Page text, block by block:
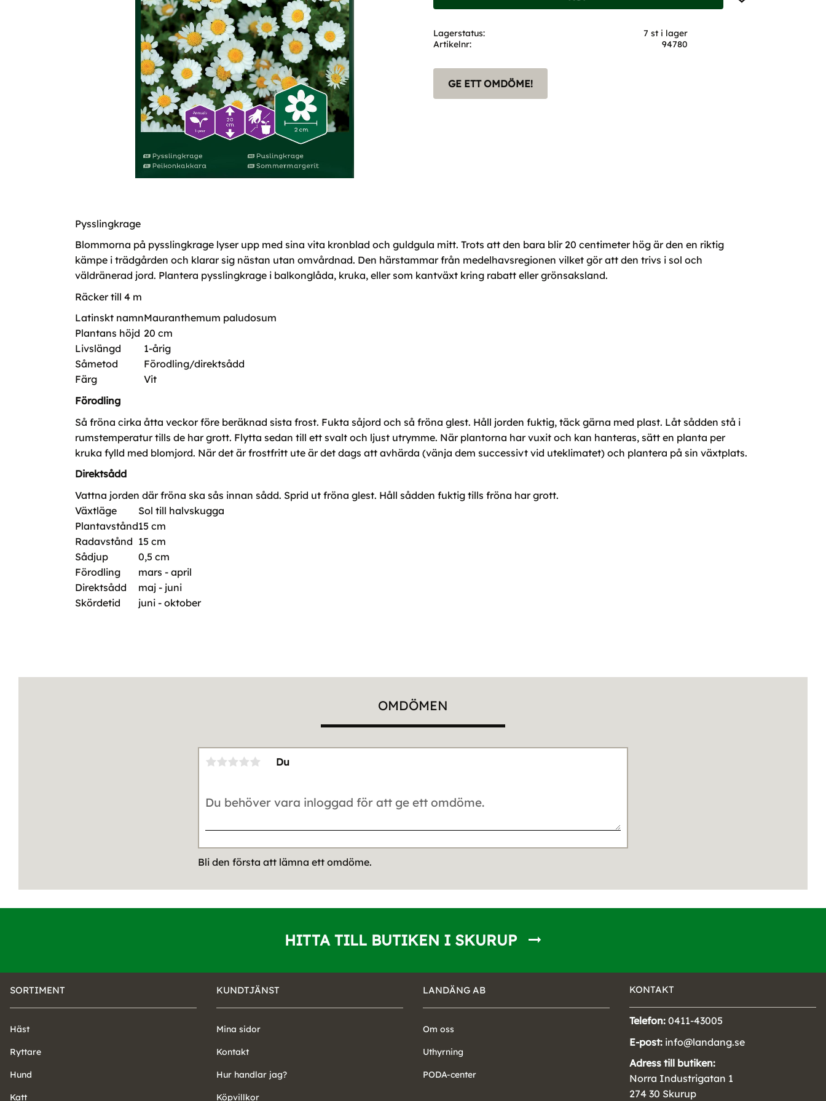
Lagerstatus
7 st i lager
Artikelnr
94780
GE ETT OMDÖME!
Pysslingkrage
Blommorna på pysslingkrage lyser upp med sina vita kronblad och guldgula mitt. Trots att den bara blir 20 centimeter hög är den en riktig
kämpe i trädgården och klarar sig nästan utan omvårdnad. Den härstammar från medelhavsregionen vilket gör att den trivs i sol och
väldränerad jord. Plantera pysslingkrage i balkonglåda, kruka, eller som kantväxt kring rabatt eller grönsaksland.
Räcker till 4 m
Latinskt namnMauranthemum paludosum
Plantans höjd 20 cm
Livslängd
1-årig
Såmetod
Förodling/direktsådd
Färg
Vit
Förodling
Så fröna cirka åtta veckor före beräknad sista frost. Fukta såjord och så fröna glest. Håll jorden fuktig, täck gärna med plast. Låt sådden stå i
rumstemperatur tills de har grott. Flytta sedan till ett svalt och ljust utrymme. När plantorna har vuxit och kan hanteras, sätt en planta per
kruka fylld med blomjord. När det är frostfritt ute är det dags att avhärda (vänja dem successivt vid uteklimatet) och plantera på sin växtplats.
Direktsådd
Vattna jorden där fröna ska sås innan sådd. Sprid ut fröna glest. Håll sådden fuktig tills fröna har grott.
Växtläge
Sol till halvskugga
Plantavstånd15 cm
Radavstånd 15 cm
Sådjup
0,5 cm
Förodling
mars - april
Direktsådd
maj - juni
Skördetid
juni - oktober
OMDÖMEN
Du
Bli den första att lämna ett omdöme.
HITTA TILL BUTIKEN I SKURUP
SORTIMENT
Häst
Ryttare
Hund
Katt
KUNDTJÄNST
Mina sidor
Kontakt
Hur handlar jag?
Köpvillkor
LANDÄNG AB
Om oss
Uthyrning
PODA-center
KONTAKT
Telefon: 0411-43005
E-post: info@landang.se
Adress till butiken:
Norra Industrigatan 1
274 30 Skurup